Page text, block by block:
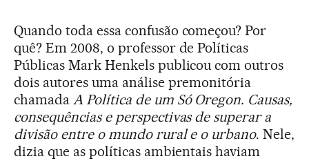
Quando toda essa confusão começou? Por
quê? Em 2008, o professor de Políticas
Públicas Mark Henkels publicou com outros
dois autores uma análise premonitória
chamada A Política de um Só Oregon. Causas,
consequências e perspectivas de superar a
divisão entre o mundo rural e o urbano. Nele,
dizia que as políticas ambientais haviam